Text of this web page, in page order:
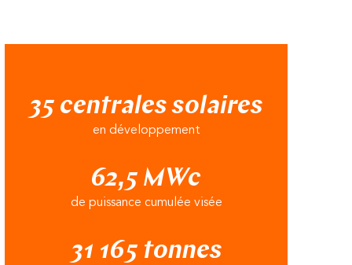
35 centrales solaires
en développement
62,5 MWc
de puissance cumulée visée
31 165 tonnes